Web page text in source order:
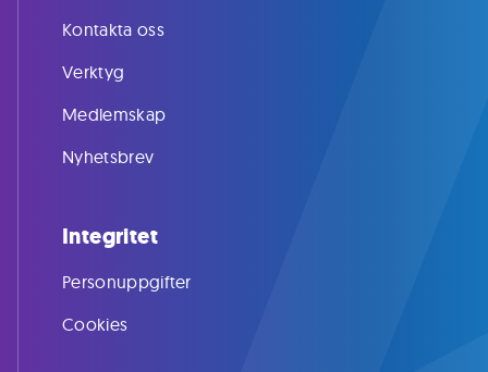
Kontakta oss
Verktyg
Medlemskap
Nyhetsbrev
Integritet
Personuppgifter
Cookies